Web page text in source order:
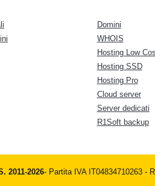
Domini
WHOIS
Hosting Low
Hosting SSD
Hosting Pro
Cloud server
Server dedicati
R1Soft backup
2011-2026- Partita IVA IT04834710263 -